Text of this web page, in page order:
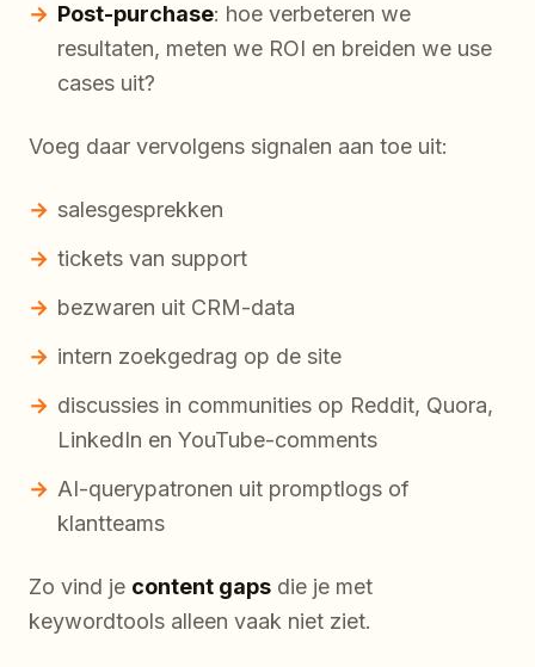
Post-purchase: hoe verbeteren we
resultaten, meten we ROI en breiden we use
cases uit?
Voeg daar vervolgens signalen aan toe uit:
salesgesprekken
tickets van support
bezwaren uit CRM-data
intern zoekgedrag op de site
discussies in communities op Reddit, Quora,
LinkedIn en YouTube-comments
AI-querypatronen uit promptlogs of
klantteams
Zo vind je content gaps die je met
keywordtools alleen vaak niet ziet.